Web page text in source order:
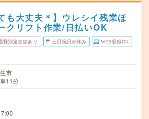
も大丈夫＊】ウレシイ残業ほ
クリフト作業/日払いOK
費別途支給あり 土日祝日が休み WEB登録OK
市
11分